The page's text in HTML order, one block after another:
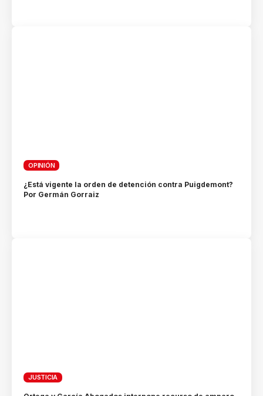
OPINIÓN
¿Está vigente la orden de detención contra Puigdemont?
Por Germán Gorraiz
JUSTICIA